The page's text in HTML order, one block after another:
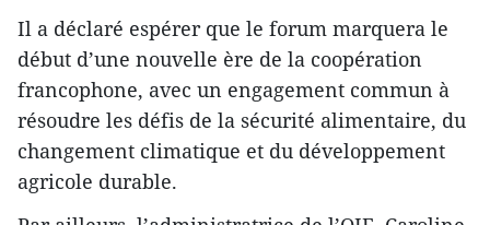
Il a déclaré espérer que le forum marquera le
début d’une nouvelle ère de la coopération
francophone, avec un engagement commun à
résoudre les défis de la sécurité alimentaire, du
changement climatique et du développement
agricole durable.